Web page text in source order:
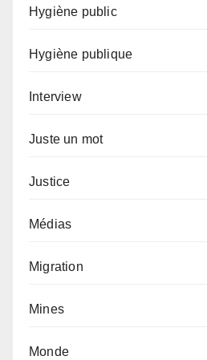
Hygiène public
Hygiène publique
Interview
Juste un mot
Justice
Médias
Migration
Mines
Monde